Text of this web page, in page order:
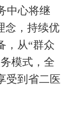
中心将继
念，持续优
，从“群众
模式，全
受到省二医